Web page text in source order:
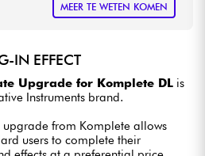
MEER TE WETEN KOMEN
IN EFFECT
Upgrade for Komplete DL is
Instruments brand.
from Komplete allows
users to complete their